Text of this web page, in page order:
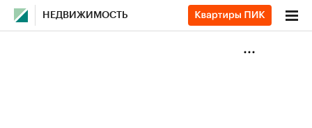
НЕДВИЖИМОСТЬ